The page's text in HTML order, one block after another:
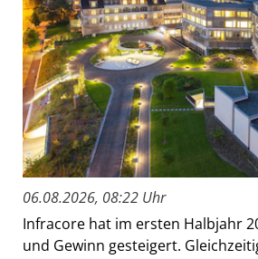
06.08.2026, 08:22 Uhr
Infracore hat im ersten Halbjahr
und Gewinn gesteigert.